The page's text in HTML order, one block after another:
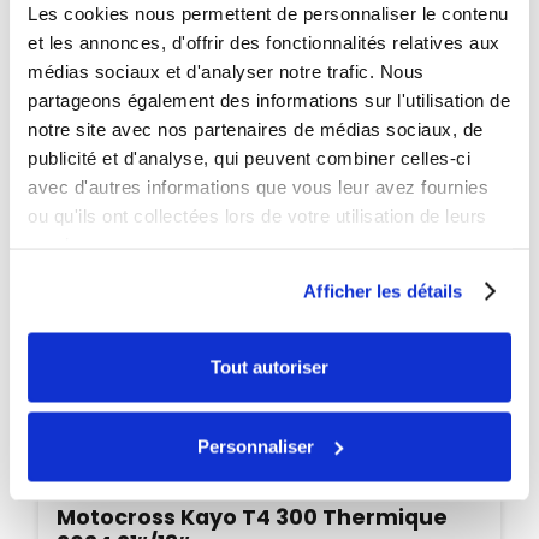
Les cookies nous permettent de personnaliser le contenu
et les annonces, d'offrir des fonctionnalités relatives aux
médias sociaux et d'analyser notre trafic. Nous
partageons également des informations sur l'utilisation de
notre site avec nos partenaires de médias sociaux, de
publicité et d'analyse, qui peuvent combiner celles-ci
avec d'autres informations que vous leur avez fournies
ou qu'ils ont collectées lors de votre utilisation de leurs
Afficher les détails
Tout autoriser
Personnaliser
Indisponible
PROMO
-60€
Quad enfant hiro hurricane 125cc